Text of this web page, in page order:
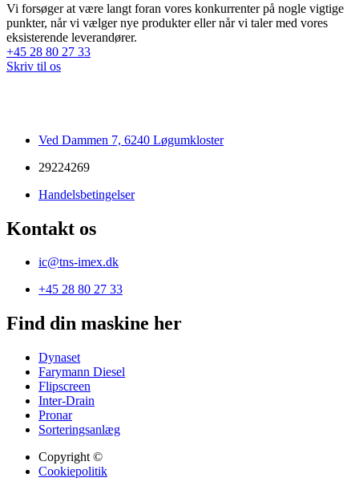
Vi forsøger at være langt foran vores konkurrenter på nogle vigtige
punkter, når vi vælger nye produkter eller når vi taler med vores
eksisterende leverandører.
+45 28 80 27 33
Skriv til os
Ved Dammen 7, 6240 Løgumkloster
29224269
Handelsbetingelser
Kontakt os
ic@tns-imex.dk
+45 28 80 27 33
Find din maskine her
Dynaset
Farymann Diesel
Flipscreen
Inter-Drain
Pronar
Sorteringsanlæg
Copyright ©
Cookiepolitik